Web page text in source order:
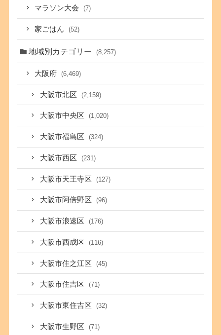
マラソン大会 (7)
家ごはん (52)
地域別カテゴリー (8,257)
大阪府 (6,469)
大阪市北区 (2,159)
大阪市中央区 (1,020)
大阪市福島区 (324)
大阪市西区 (231)
大阪市天王寺区 (127)
大阪市阿倍野区 (96)
大阪市浪速区 (176)
大阪市西成区 (116)
大阪市住之江区 (45)
大阪市住吉区 (71)
大阪市東住吉区 (32)
大阪市生野区 (71)